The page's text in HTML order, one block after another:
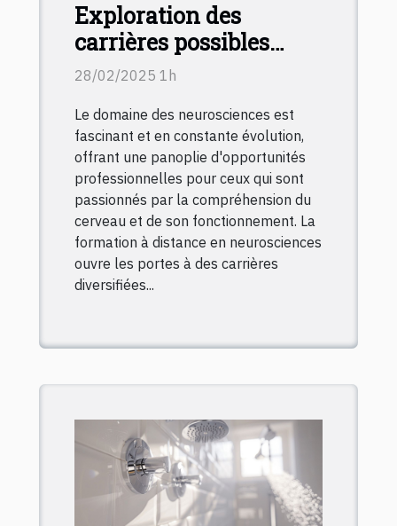
Exploration des
carrières possibles
après une formation en
distance
28/02/2025 1h
Le domaine des neurosciences est
fascinant et en constante évolution,
offrant une panoplie d'opportunités
professionnelles pour ceux qui sont
passionnés par la compréhension du
cerveau et de son fonctionnement. La
formation à distance en neurosciences
ouvre les portes à des carrières
diversifiées...